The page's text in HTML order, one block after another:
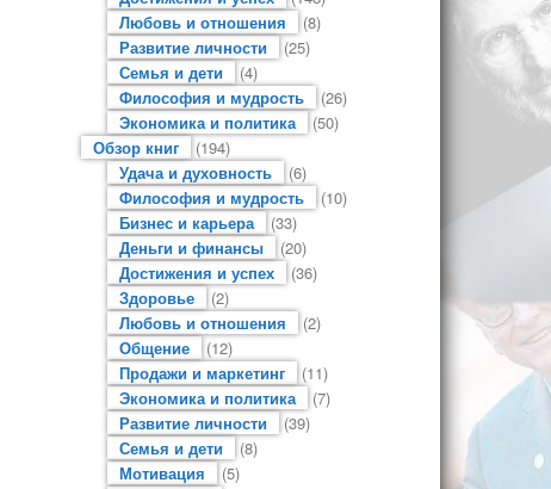
Любовь и отношения
(8)
Развитие личности
(25)
Семья и дети
(4)
Философия и мудрость
(26)
Экономика и политика
(50)
Обзор книг
(194)
Удача и духовность
(6)
Философия и мудрость
(10)
Бизнес и карьера
(33)
Деньги и финансы
(20)
Достижения и успех
(36)
Здоровье
(2)
Любовь и отношения
(2)
Общение
(12)
Продажи и маркетинг
(11)
Экономика и политика
(7)
Развитие личности
(39)
Семья и дети
(8)
Мотивация
(5)